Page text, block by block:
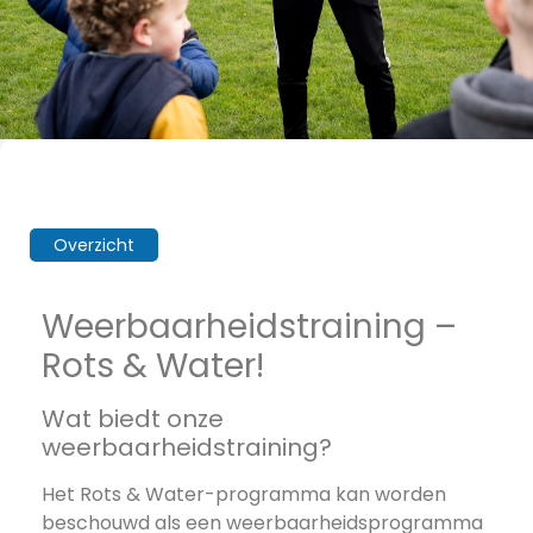
Overzicht
Weerbaarheidstraining –
Rots & Water!
Wat biedt onze
weerbaarheidstraining?
Het Rots & Water-programma kan worden
beschouwd als een weerbaarheidsprogramma